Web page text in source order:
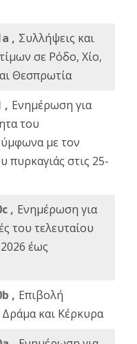
, Συλλήψεις και
σε Ρόδο, Χίο,
Θεσπρωτία
, Ενημέρωση για
του
με τον
πυρκαγιάς στις 25-
, Ενημέρωση για
του τελευταίου
έως
, Επιβολή
και Κέρκυρα